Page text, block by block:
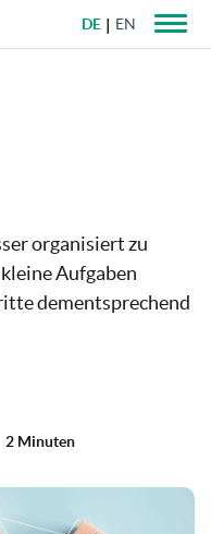
DE EN
organisiert zu
Aufgaben
dementsprechend
2 Minuten